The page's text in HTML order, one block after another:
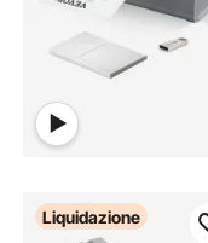
Liquidazione